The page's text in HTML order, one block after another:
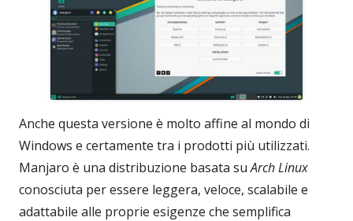
Anche questa versione è molto affine al mondo di
Windows e certamente tra i prodotti più utilizzati.
Manjaro è una distribuzione basata suArch Linux
conosciuta per essere leggera, veloce, scalabile e
adattabile alle proprie esigenze che semplifica